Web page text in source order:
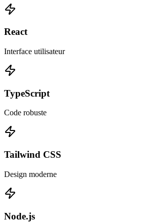
React
Interface utilisateur
TypeScript
Code robuste
Tailwind CSS
Design moderne
Node.js